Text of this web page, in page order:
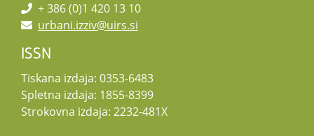
+ 386 (0)1 420 13 10
urbani.izziv@uirs.si
ISSN
Tiskana izdaja: 0353-6483
Spletna izdaja: 1855-8399
Strokovna izdaja: 2232-481X